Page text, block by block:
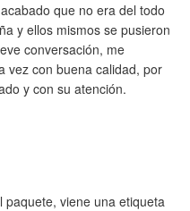
que no era del todo
y ellos mismos se pusieron
conversación, me
vez con buena calidad, por
y con su atención.
paquete, viene una etiqueta